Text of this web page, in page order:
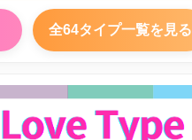
全64タイプ一覧を見る